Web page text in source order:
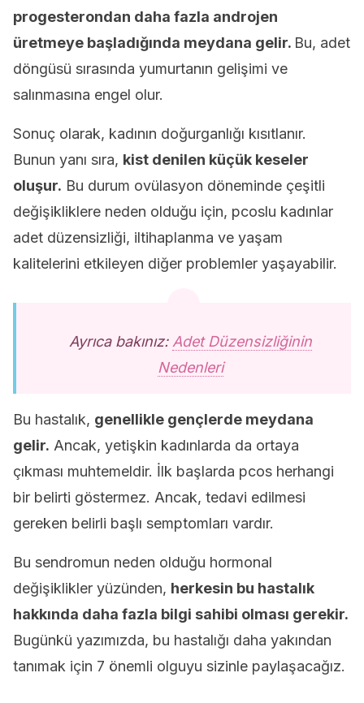
progesterondan daha fazla androjen
üretmeye başladığında meydana gelir. Bu, adet
döngüsü sırasında yumurtanın gelişimi ve
salınmasına engel olur.
Sonuç olarak, kadının doğurganlığı kısıtlanır.
Bunun yanı sıra, kist denilen küçük keseler
oluşur. Bu durum ovülasyon döneminde çeşitli
değişikliklere neden olduğu için, pcoslu kadınlar
adet düzensizliği, iltihaplanma ve yaşam
kalitelerini etkileyen diğer problemler yaşayabilir.
Ayrıca bakınız: Adet Düzensizliğinin
Nedenleri
Bu hastalık, genellikle gençlerde meydana
gelir. Ancak, yetişkin kadınlarda da ortaya
çıkması muhtemeldir. İlk başlarda pcos herhangi
bir belirti göstermez. Ancak, tedavi edilmesi
gereken belirli başlı semptomları vardır.
Bu sendromun neden olduğu hormonal
değişiklikler yüzünden, herkesin bu hastalık
hakkında daha fazla bilgi sahibi olması gerekir.
Bugünkü yazımızda, bu hastalığı daha yakından
tanımak için 7 önemli olguyu sizinle paylaşacağız.